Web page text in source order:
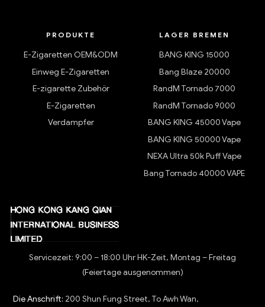
PRODUKTE
E-Zigaretten OEM&ODM
Einweg E-Zigaretten
E-zigarette Zubehör
E-Zigaretten
Verdampfer
LAGER BREMEN
BANG KING 15000
Bang Blaze 20000
RandM Tornado 7000
RandM Tornado 9000
BANG KING 45000 Vape
BANG KING 50000 Vape
NEXA Ultra 50k Puff Vape
Bang Tornado 40000 VAPE
Servicezeit: 9:00 – 18:00 Uhr HK-Zeit, Montag – Freitag
(Feiertage ausgenommen)
Die Anschrift: 200 Shun Fung Street, To Awh Wan,